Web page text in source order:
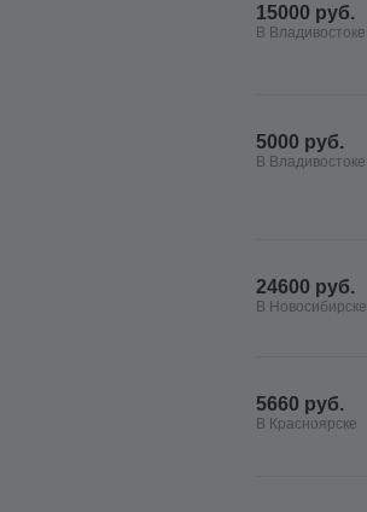
15000 руб.
В Владивостоке
5000 руб.
В Владивостоке
24600 руб.
В Новосибирске
5660 руб.
В Красноярске